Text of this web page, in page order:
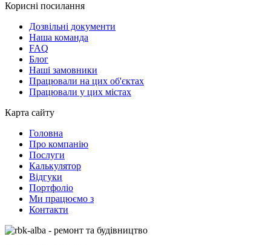
Корисні посилання
Дозвільні документи
Наша команда
FAQ
Блог
Наші замовники
Працювали на цих об'єктах
Працювали у цих містах
Карта сайту
Головна
Про компанію
Послуги
Калькулятор
Відгуки
Портфоліо
Ми працюємо з
Контакти